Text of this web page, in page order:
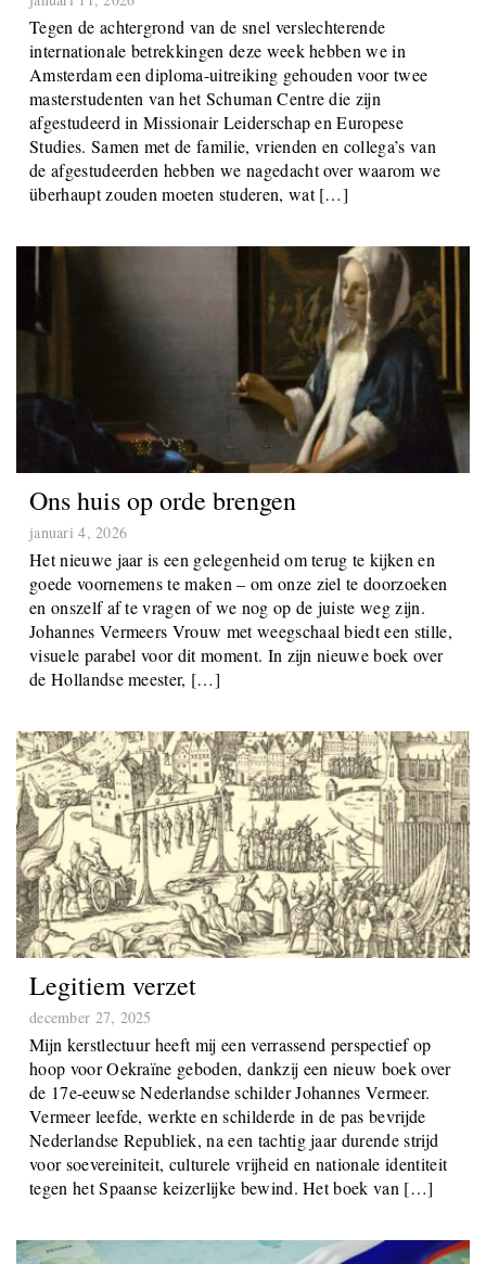
Waarom studeren?
januari 11, 2026
Tegen de achtergrond van de snel verslechterende
internationale betrekkingen deze week hebben we in
Amsterdam een diploma-uitreiking gehouden voor twee
masterstudenten van het Schuman Centre die zijn
afgestudeerd in Missionair Leiderschap en Europese
Studies. Samen met de familie, vrienden en collega’s van
de afgestudeerden hebben we nagedacht over waarom we
Ons huis op orde brengen
januari 4, 2026
Het nieuwe jaar is een gelegenheid om terug te kijken en
goede voornemens te maken – om onze ziel te doorzoeken
en onszelf af te vragen of we nog op de juiste weg zijn.
Johannes Vermeers Vrouw met weegschaal biedt een stille,
visuele parabel voor dit moment. In zijn nieuwe boek over
Legitiem verzet
december 27, 2025
Mijn kerstlectuur heeft mij een verrassend perspectief op
hoop voor Oekraïne geboden, dankzij een nieuw boek over
de 17e-eeuwse Nederlandse schilder Johannes Vermeer.
Vermeer leefde, werkte en schilderde in de pas bevrijde
Nederlandse Republiek, na een tachtig jaar durende strijd
voor soevereiniteit, culturele vrijheid en nationale identiteit